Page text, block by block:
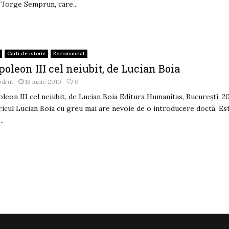
Semprun, care...
Carti de istorie Recomandat
III cel neiubit, de Lucian Boia
18 iunie 2010 0
III cel neiubit, de Lucian Boia Editura Humanitas, Bucureşti,
Lucian Boia cu greu mai are nevoie de o introducere doctă.